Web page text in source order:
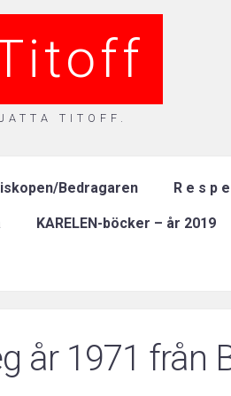
TITOFF.
Bedragaren R e s p
KARELEN-böcker – år 2019
år 1971 från